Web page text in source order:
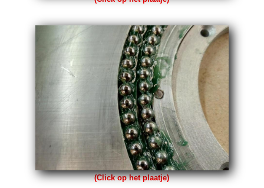
(Click op het plaatje)